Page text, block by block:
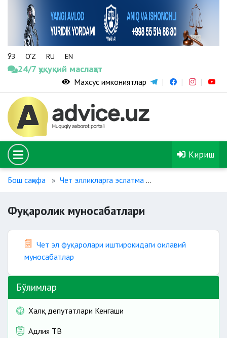
ЎЗ O‘Z RU EN
24/7 ҳуқуқий маслаҳат
Махсус имкониятлар
Кириш
Бош саҳифа Чет элликларга эслатма
Фуқаролик муносабатлари
Чет эл фуқаролари иштирокидаги оилавий
муносабатлар
Бўлимлар
Халқ депутатлари Кенгаши
Адлия ТВ